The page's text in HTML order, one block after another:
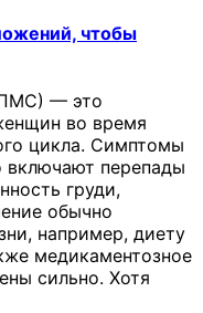
чтобы
— это
во время
цикла. Симптомы
перепады
груди,
обычно
например, диету
медикаментозное
сильно. Хотя